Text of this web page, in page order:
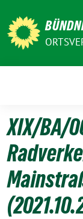
zum
Inhalt
XIX/BA/